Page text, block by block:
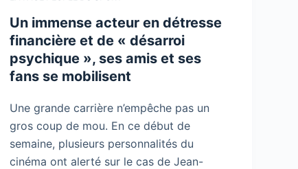
Un immense acteur en détresse
financière et de « désarroi
psychique », ses amis et ses
fans se mobilisent
Une grande carrière n’empêche pas un
gros coup de mou. En ce début de
semaine, plusieurs personnalités du
cinéma ont alerté sur le cas de Jean-